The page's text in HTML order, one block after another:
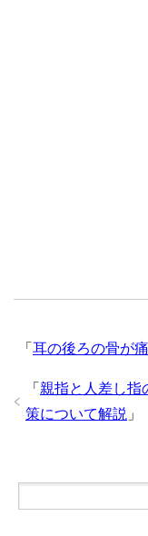
「 耳の後ろの骨が
「 親指と人差し指
策について解説 」